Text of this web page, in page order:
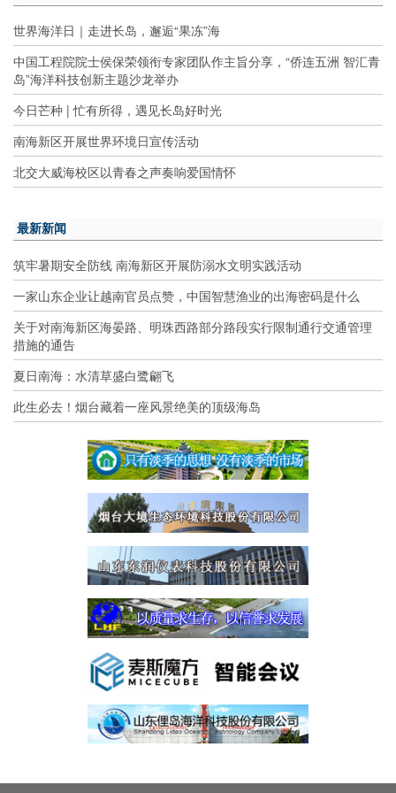
世界海洋日｜走进长岛，邂逅“果冻”海
中国工程院院士侯保荣领衔专家团队作主旨分享，“侨连五洲 智汇青
岛”海洋科技创新主题沙龙举办
今日芒种 | 忙有所得，遇见长岛好时光
南海新区开展世界环境日宣传活动
北交大威海校区以青春之声奏响爱国情怀
最新新闻
筑牢暑期安全防线 南海新区开展防溺水文明实践活动
一家山东企业让越南官员点赞，中国智慧渔业的出海密码是什么
关于对南海新区海晏路、明珠西路部分路段实行限制通行交通管理
措施的通告
夏日南海：水清草盛白鹭翩飞
此生必去！烟台藏着一座风景绝美的顶级海岛